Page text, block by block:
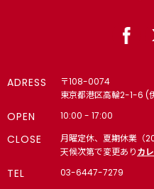
ADRESS
〒108-0074
東京都港区高輪2-1-6 (
OPEN 10:00 - 17:00
CLOSE
月曜定休、夏期休業（
天候次第で変更ありカ
TEL 03-6447-7279